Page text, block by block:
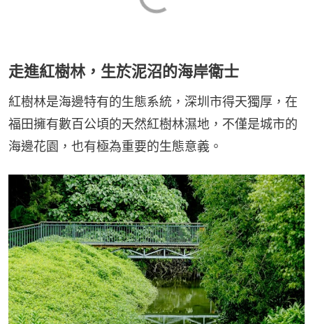
走進紅樹林，生於泥沼的海岸衛士
紅樹林是海邊特有的生態系統，深圳市得天獨厚，在
福田擁有數百公頃的天然紅樹林濕地，不僅是城市的
海邊花園，也有極為重要的生態意義。